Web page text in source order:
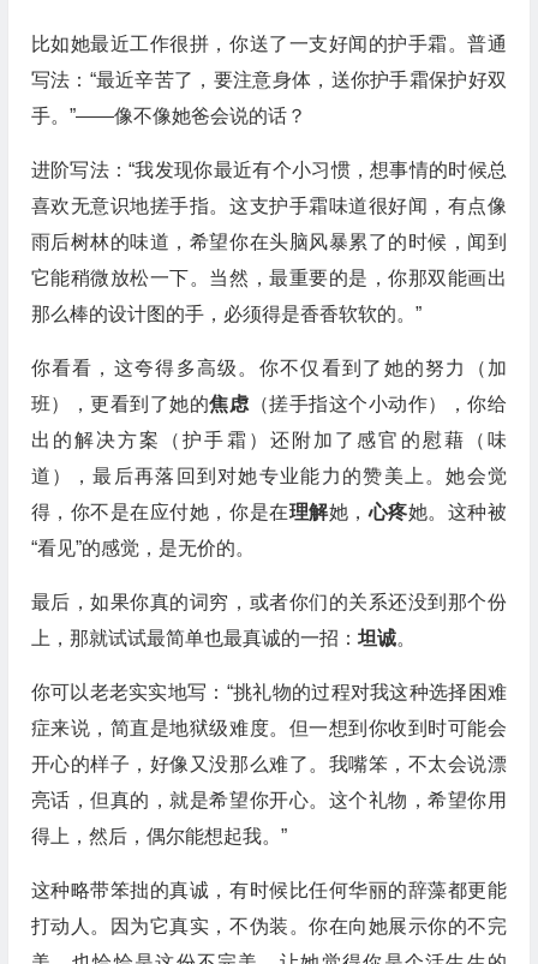
比如她最近工作很拼，你送了一支好闻的护手霜。普通
写法：“最近辛苦了，要注意身体，送你护手霜保护好双
手。”——像不像她爸会说的话？
进阶写法：“我发现你最近有个小习惯，想事情的时候总
喜欢无意识地搓手指。这支护手霜味道很好闻，有点像
雨后树林的味道，希望你在头脑风暴累了的时候，闻到
它能稍微放松一下。当然，最重要的是，你那双能画出
那么棒的设计图的手，必须得是香香软软的。”
你看看，这夸得多高级。你不仅看到了她的努力（加
班），更看到了她的焦虑 （搓手指这个小动作），你给
出的解决方案（护手霜）还附加了感官的慰藉（味
道），最后再落回到对她专业能力的赞美上。她会觉
得，你不是在应付她，你是在理解她，心疼她。这种被
“看见”的感觉，是无价的。
最后，如果你真的词穷，或者你们的关系还没到那个份
上，那就试试最简单也最真诚的一招： 坦诚。
你可以老老实实地写：“挑礼物的过程对我这种选择困难
症来说，简直是地狱级难度。但一想到你收到时可能会
开心的样子，好像又没那么难了。我嘴笨，不太会说漂
亮话，但真的，就是希望你开心。这个礼物，希望你用
得上，然后，偶尔能想起我。”
这种略带笨拙的真诚，有时候比任何华丽的辞藻都更能
打动人。因为它真实，不伪装。你在向她展示你的不完